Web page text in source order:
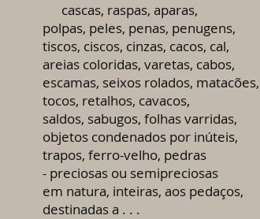
cascas, raspas, aparas,
polpas, peles, penas, penugens,
tiscos, ciscos, cinzas, cacos, cal,
areias coloridas, varetas, cabos,
escamas, seixos rolados, matacões,
tocos, retalhos, cavacos,
saldos, sabugos, folhas varridas,
objetos condenados por inúteis,
trapos, ferro-velho, pedras
- preciosas ou semipreciosas
em natura, inteiras, aos pedaços,
destinadas a . . .